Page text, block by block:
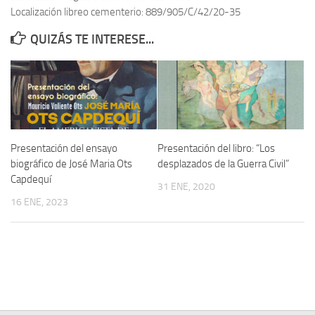
Memoria Histórica
Investigación previa de la represión en Talavera de la Reina (1937-
1947).
Informe Represión en Toledo 1936-1947 | Buscador
Informe de la fosa de abril de 1939 de Tembleque
Enciclopedia Republicana
Militantes históricos IR
Personajes republicanos
Localización libreo cementerio: 889/905/C/42/20-35
QUIZÁS TE INTERESE...
Presentación del ensayo
biográfico de José Maria Ots
Capdequí
16 ENE, 2023
Presentación del libro: “Los
desplazados de la Guerra Civil”
31 ENE, 2020